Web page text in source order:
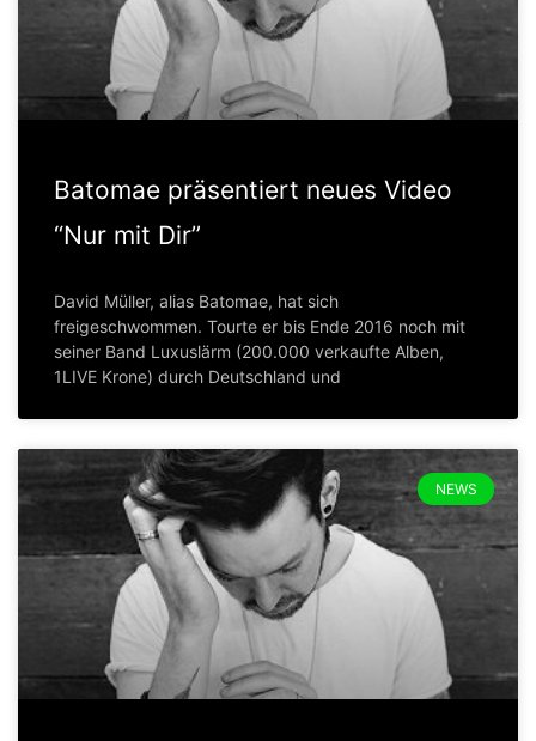
Batomae präsentiert neues Video
“Nur mit Dir”
David Müller, alias Batomae, hat sich
freigeschwommen. Tourte er bis Ende 2016 noch mit
seiner Band Luxuslärm (200.000 verkaufte Alben,
1LIVE Krone) durch Deutschland und
NEWS